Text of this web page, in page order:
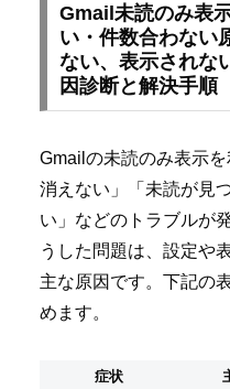
Gmail未読のみ表
い・件数合わない
ない、表示されな
因診断と解決手順
Gmailの未読のみ表示
消えない」「未読が見
い」などのトラブルが
うした問題は、設定や
主な原因です。下記の
めます。
症状